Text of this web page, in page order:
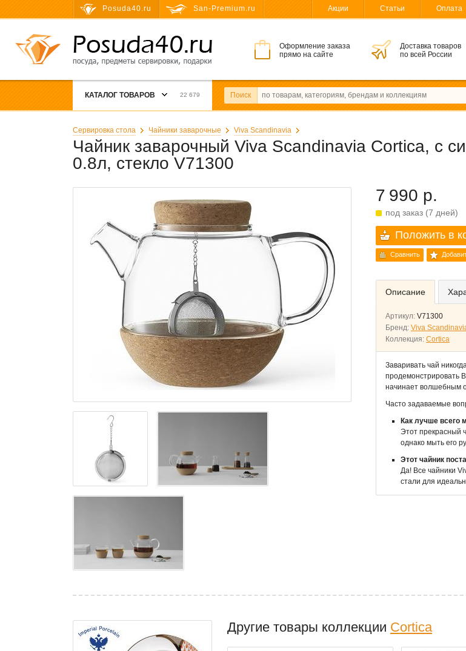
Posuda40.ru San-Premium.ru Акции Статьи Оплата
Оформление заказа
прямо на сайте
Доставка товаров
по всей России
КАТАЛОГ ТОВАРОВ 22 679 Поиск
Сервировка стола Чайники заварочные Viva Scandinavia
Чайник заварочный Viva Scandinavia Cortica, с
0.8л, стекло V71300
7 990 р.
под заказ (7 дней)
Положить в
Сравнить
Описание
Артикул: V71300
Бренд: Viva
Коллекция: Cortica
Заваривать чай
продемонстрировать
начинает волшебным
Часто задаваемые
Как лучше всего
Этот прекрасный
однако мыть его
Этот чайник
Да! Все чайники
стали для
Другие товары коллекции Cortica